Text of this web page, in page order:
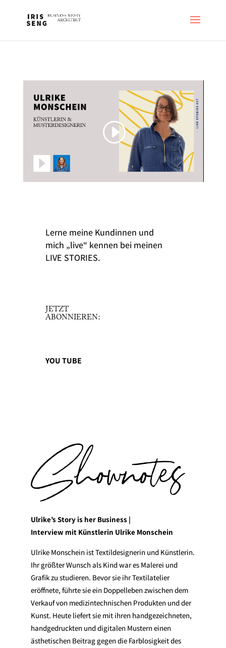
Lerne meine Kundinnen und
mich „live“ kennen bei meinen
LIVE STORIES.
JETZT
ABONNIEREN:
YOU TUBE
Shownotes
Ulrike’s Story is her Business |
Interview mit Künstlerin Ulrike Monschein
Ulrike Monschein ist Textildesignerin und Künstlerin.
Ihr größter Wunsch als Kind war es Malerei und
Grafik zu studieren. Bevor sie ihr Textilatelier
eröffnete, führte sie ein Doppelleben zwischen dem
Verkauf von medizintechnischen Produkten und der
Kunst. Heute liefert sie mit ihren handgezeichneten,
handgedruckten und digitalen Mustern einen
ästhetischen Beitrag gegen die Farblosigkeit des